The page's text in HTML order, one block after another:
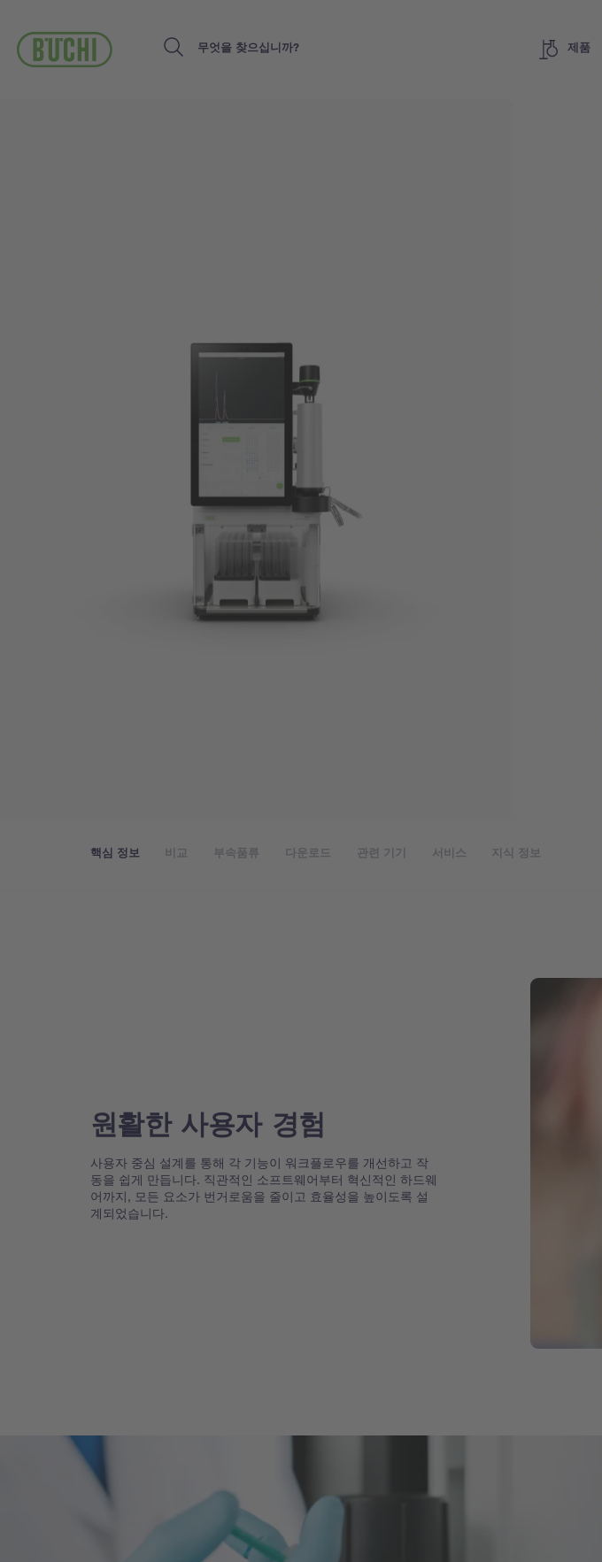
Search
제품
핵심 정보 비교 부속품류 다운로드 관련 기기 서비스 지식 정보
원활한 사용자 경험
사용자 중심 설계를 통해 각 기능이 워크플로우를 개선하고 작
동을 쉽게 만듭니다. 직관적인 소프트웨어부터 혁신적인 하드웨
어까지, 모든 요소가 번거로움을 줄이고 효율성을 높이도록 설
계되었습니다.